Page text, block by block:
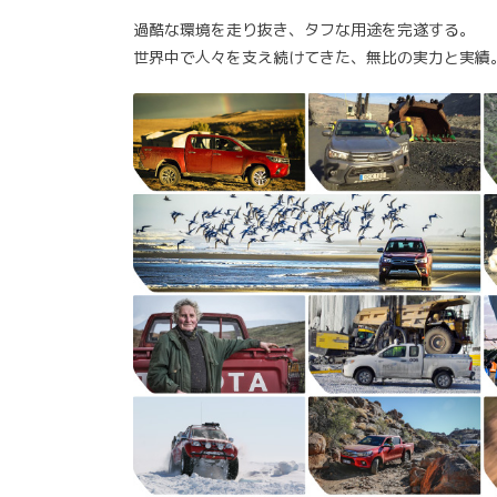
過酷な環境を走り抜き、タフな用途を完遂する。
世界中で人々を支え続けてきた、無比の実力と実績